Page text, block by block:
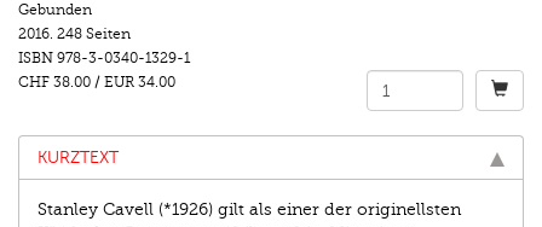
Gebunden
2016. 248 Seiten
ISBN 978-3-0340-1329-1
CHF 38.00 / EUR 34.00
KURZTEXT
Stanley Cavell (*1926) gilt als einer der originellsten